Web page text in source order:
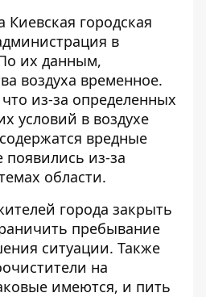
городская
в
их данным,
воздуха временное.
из-за определенных
условий в воздухе
вредные
из-за
области.
города закрыть
пребывание
ситуации. Также
на
имеются, и пить